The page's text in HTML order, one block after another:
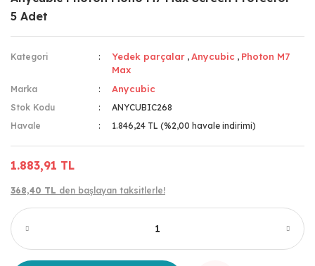
5 Adet
Kategori Yedek parçalar ,Anycubic , Photon M7
Max
Marka Anycubic
Stok Kodu
ANYCUBIC268
Havale
1.846,24 TL (%2,00 havale indirimi)
1.883,91 TL
368,40 TL den başlayan taksitlerle!